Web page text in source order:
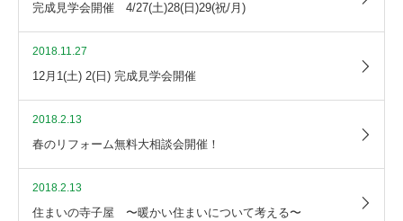
完成見学会開催 4/27(土)28(日)29(祝/月)
2018.11.27
12月1(土) 2(日) 完成見学会開催
2018.2.13
春のリフォーム無料大相談会開催！
2018.2.13
住まいの寺子屋 〜暖かい住まいについて考える〜